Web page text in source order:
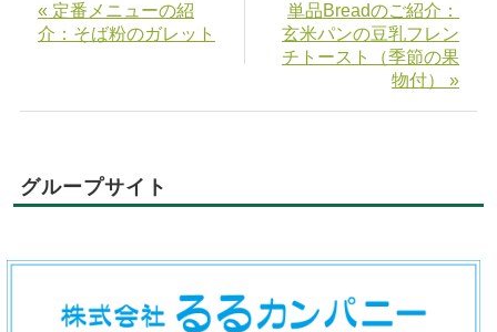
« 定番メニューの紹
介：そば粉のガレット
単品Breadのご紹介：
玄米パンの豆乳フレン
チトースト（季節の果
物付） »
グループサイト